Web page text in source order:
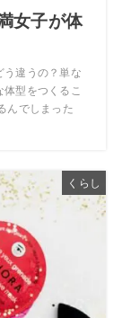
女子が体
う違うの？単な
型をつくるこ
んでしまった
くらし